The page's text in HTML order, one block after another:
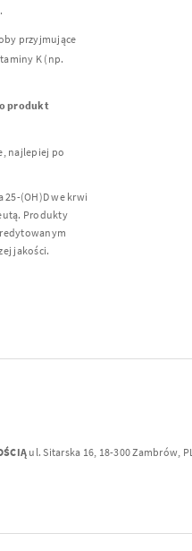
przyjmujące
K (np.
produkt
najlepiej po
(OH)D we krwi
Produkty
jakości.
ul. Sitarska 16, 18-300 Zambrów, PL